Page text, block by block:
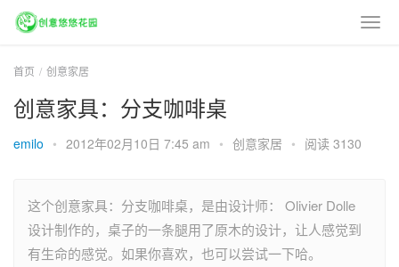
首页 创意家居
创意家具：分支咖啡桌
emilo • 2012年02月10日 7:45 am • 创意家居 • 阅读 3130
这个创意家具：分支咖啡桌，是由设计师： Olivier Dolle
设计制作的，桌子的一条腿用了原木的设计，让人感觉到
有生命的感觉。如果你喜欢，也可以尝试一下哈。